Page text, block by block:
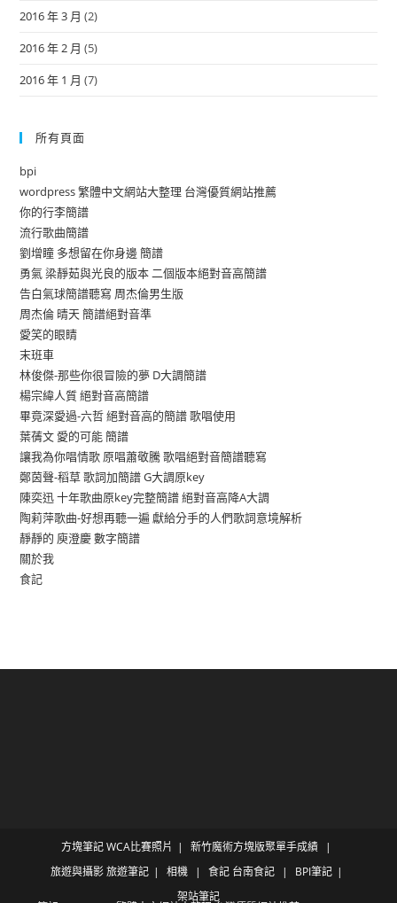
2016 年 3 月 (2)
2016 年 2 月 (5)
2016 年 1 月 (7)
所有頁面
bpi
wordpress 繁體中文網站大整理 台灣優質網站推薦
你的行李簡譜
流行歌曲簡譜
劉增瞳 多想留在你身邊 簡譜
勇氣 梁靜茹與光良的版本 二個版本絕對音高簡譜
告白氣球簡譜聽寫 周杰倫男生版
周杰倫 晴天 簡譜絕對音準
愛笑的眼睛
末班車
林俊傑-那些你很冒險的夢 D大調簡譜
楊宗緯人質 絕對音高簡譜
畢竟深愛過-六哲 絕對音高的簡譜 歌唱使用
葉蒨文 愛的可能 簡譜
讓我為你唱情歌 原唱蕭敬騰 歌唱絕對音簡譜聽寫
鄭茵聲-稻草 歌詞加簡譜 G大調原key
陳奕迅 十年歌曲原key完整簡譜 絕對音高降A大調
陶莉萍歌曲-好想再聽一遍 獻給分手的人們歌詞意境解析
靜靜的 庾澄慶 數字簡譜
關於我
食記
方塊筆記WCA比賽照片
新竹魔術方塊版聚單手成績
旅遊與攝影 旅遊筆記 相機 食記 台南食記
BPI筆記
架站筆記